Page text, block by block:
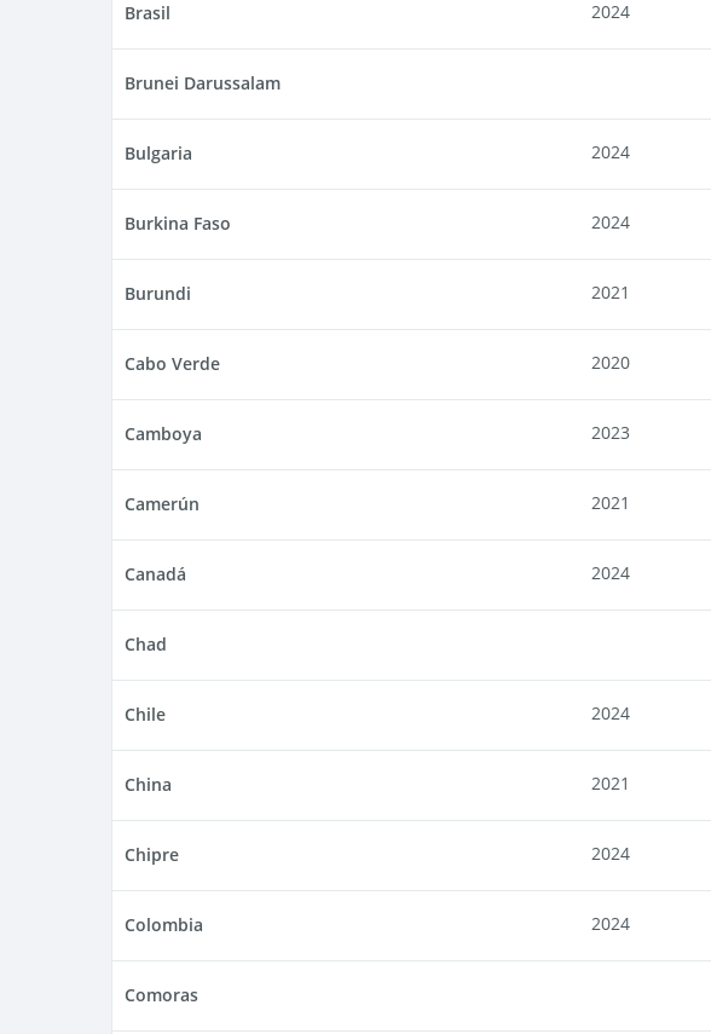
Brasil 2024
Brunei Darussalam
Bulgaria 2024
Burkina Faso 2024
Burundi 2021
Cabo Verde 2020
Camboya 2023
Camerún 2021
Canadá 2024
Chad
Chile 2024
China 2021
Chipre 2024
Colombia 2024
Comoras